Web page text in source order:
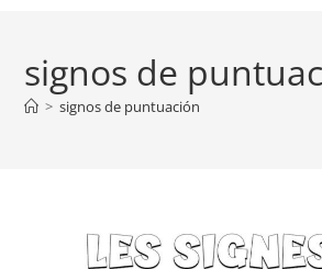
signos de
> signos de puntuación